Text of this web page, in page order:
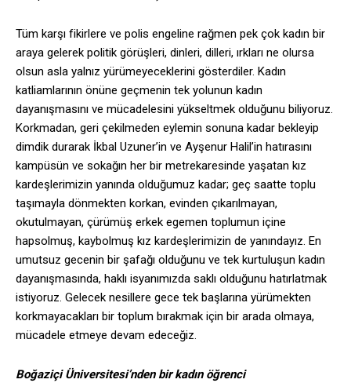
Tüm karşı fikirlere ve polis engeline rağmen pek çok kadın bir
araya gelerek politik görüşleri, dinleri, dilleri, ırkları ne olursa
olsun asla yalnız yürümeyeceklerini gösterdiler. Kadın
katliamlarının önüne geçmenin tek yolunun kadın
dayanışmasını ve mücadelesini yükseltmek olduğunu biliyoruz.
Korkmadan, geri çekilmeden eylemin sonuna kadar bekleyip
dimdik durarak İkbal Uzuner’in ve Ayşenur Halil’in hatırasını
kampüsün ve sokağın her bir metrekaresinde yaşatan kız
kardeşlerimizin yanında olduğumuz kadar; geç saatte toplu
taşımayla dönmekten korkan, evinden çıkarılmayan,
okutulmayan, çürümüş erkek egemen toplumun içine
hapsolmuş, kaybolmuş kız kardeşlerimizin de yanındayız. En
umutsuz gecenin bir şafağı olduğunu ve tek kurtuluşun kadın
dayanışmasında, haklı isyanımızda saklı olduğunu hatırlatmak
istiyoruz. Gelecek nesillere gece tek başlarına yürümekten
korkmayacakları bir toplum bırakmak için bir arada olmaya,
mücadele etmeye devam edeceğiz.
Boğaziçi Üniversitesi’nden bir kadın öğrenci